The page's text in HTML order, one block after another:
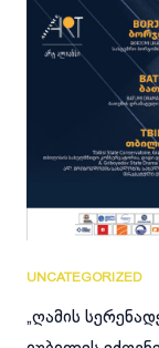
UNCATEGORIZED
„ღამის